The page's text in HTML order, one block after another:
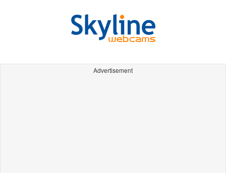
Advertisement